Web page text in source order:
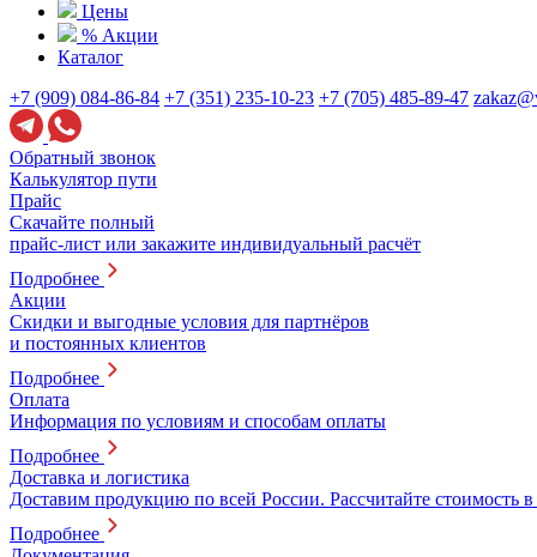
Цены
% Акции
Каталог
+7 (909) 084-86-84 +7 (351) 235-10-23 +7 (705) 485-89-47
Обратный звонок
Калькулятор пути
Прайс
Скачайте полный
прайс-лист или закажите индивидуальный расчёт
Подробнее
Акции
Скидки и выгодные условия для партнёров
и постоянных клиентов
Подробнее
Оплата
Информация по условиям и способам оплаты
Подробнее
Доставка и логистика
Доставим продукцию по всей России. Рассчитайте стоимость в
Подробнее